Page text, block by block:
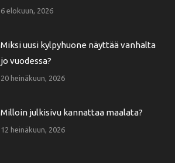
6 elokuun, 2026
Miksi uusi kylpyhuone näyttää vanhalta
jo vuodessa?
20 heinäkuun, 2026
Milloin julkisivu kannattaa maalata?
12 heinäkuun, 2026